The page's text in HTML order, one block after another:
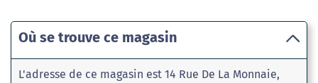
Où se trouve ce magasin
L'adresse de ce magasin est 14 Rue De La Monnaie,